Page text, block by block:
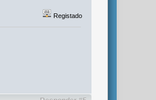
Registado